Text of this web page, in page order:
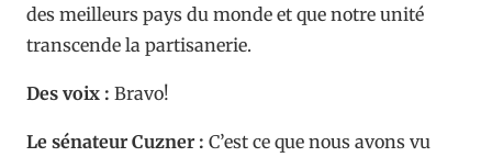
des meilleurs pays du monde et que notre unité
transcende la partisanerie.
Des voix : Bravo!
Le sénateur Cuzner : C’est ce que nous avons vu